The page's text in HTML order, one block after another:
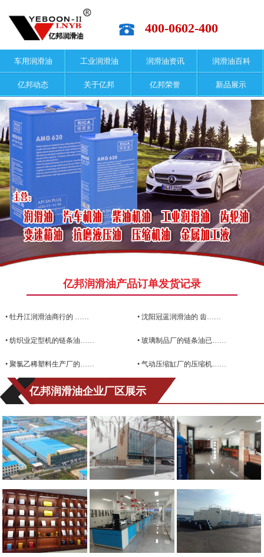
400-0602-400
车用润滑油 工业润滑油 润滑油资讯 润滑油百科
亿邦动态 关于亿邦 亿邦荣誉 新品展示
亿邦润滑油产品订单发货记录
• 牡丹江润滑油商行的 …… • 沈阳冠蓝润滑油的 齿……
• 纺织业定型机的链条油…… • 玻璃制品厂的链条油已……
• 聚氯乙稀塑料生产厂的…… • 气动压缩缸厂的压缩机……
亿邦润滑油企业厂区展示